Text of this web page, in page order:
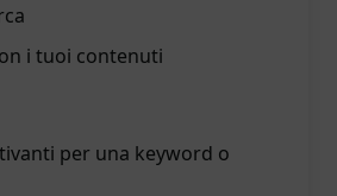
i tuoi contenuti
per una keyword o